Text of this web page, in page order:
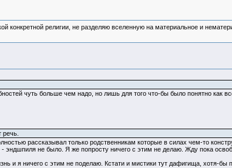
конкретной религии, не разделяю вселенную на материальное и
чуть больше чем надо, но лишь для того что-бы было понятно как
речь.
рассказывал только родственникам которые в силах чем-то
эндшпиля не было. Я же попросту ничего с этим не делаю. Жду пока
и я ничего с этим не поделаю. Кстати и мистики тут дафигища, хотя-бы